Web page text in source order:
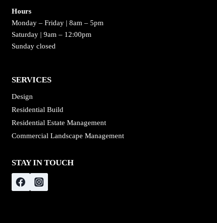
Hours
Monday – Friday | 8am – 5pm
Saturday | 9am – 12:00pm
Sunday closed
SERVICES
Design
Residential Build
Residential Estate Management
Commercial Landscape Management
STAY IN TOUCH